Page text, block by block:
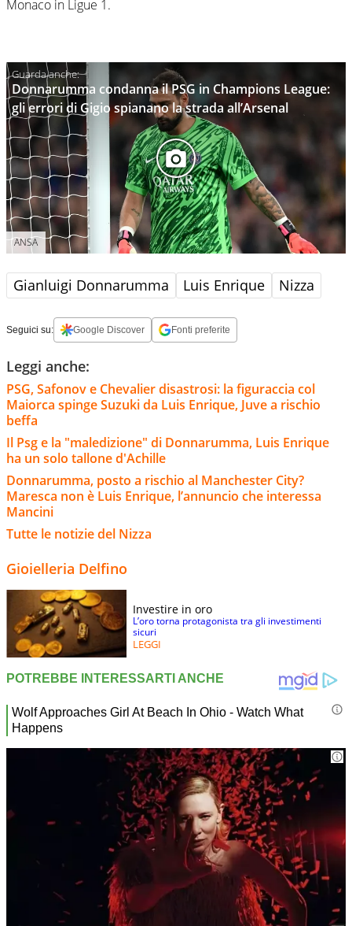
Monaco in Ligue 1.
Donnarumma condanna il PSG in Champions League:
gli errori di Gigio spianano la strada all’Arsenal
ANSA
Gianluigi Donnarumma Luis Enrique Nizza
Seguici su: Google Discover Fonti preferite
Leggi anche:
PSG, Safonov e Chevalier disastrosi: la figuraccia col
Maiorca spinge Suzuki da Luis Enrique, Juve a rischio
beffa
Il Psg e la "maledizione" di Donnarumma, Luis Enrique
ha un solo tallone d'Achille
Donnarumma, posto a rischio al Manchester City?
Maresca non è Luis Enrique, l’annuncio che interessa
Mancini
Tutte le notizie del Nizza
Gioielleria Delfino
Investire in oro
L’oro torna protagonista tra gli investimenti
sicuri
LEGGI